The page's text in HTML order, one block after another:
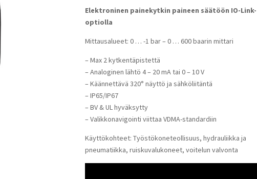
Elektroninen painekytkin paineen säätöön IO-Link-
optiolla
Mittausalueet: 0 … -1 bar – 0 … 600 baarin mittari
– Max 2 kytkentäpistettä
– Analoginen lähtö 4 – 20 mA tai 0 – 10 V
– Käännettävä 320° näyttö ja sähköliitäntä
– IP65/IP67
– BV & UL hyväksytty
– Valikkonavigointi viittaa VDMA-standardiin
Käyttökohteet: Työstökoneteollisuus, hydrauliikka ja
pneumatiikka, ruiskuvalukoneet, voitelun valvonta